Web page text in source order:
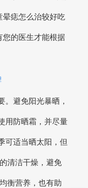
晕痣怎么治较好吃
您的医生才能根据
。避免阳光暴晒，
用防晒霜，并尽量
可适当晒太阳，但
清洁干燥，避免
衡营养，也有助